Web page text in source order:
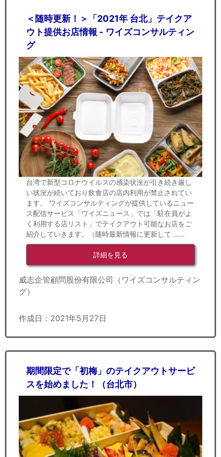
＜随時更新！＞「2021年 台北」テイクア
ウト提供お店情報 - ワイズコンサルティン
グ
台湾で新型コロナウイルスの感染状況が引き続き厳し
い状況が続いており飲食店の店内利用が禁止されてい
ます。 ワイズコンサルティングが提供しているニュー
ス配信サービス「ワイズニュース」では「駐在員がよ
く利用する店リスト」でテイクアウト可能なお店をご
紹介していきます。（随時最新情報に更新して ……
詳細を見る
威志企管顧問股份有限公司（ワイズコンサルティン
グ）
作成日：2021年5月27日
期間限定で「初梅」のテイクアウトサービ
スを始めました！（台北市）